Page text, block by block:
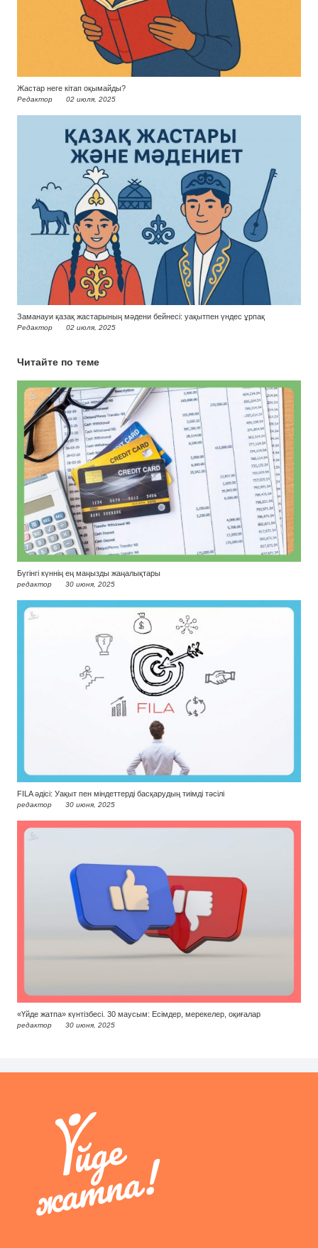
Жастар неге кітап оқымайды?
Редактор 02 июля, 2025
Заманауи қазақ жастарының мәдени бейнесі: уақытпен үндес ұрпақ
Редактор 02 июля, 2025
Читайте по теме
Бүгінгі күннің ең маңызды жаңалықтары
редактор 30 июня, 2025
FILA әдісі: Уақыт пен міндеттерді басқарудың тиімді тәсілі
редактор 30 июня, 2025
«Үйде жатпа» күнтізбесі. 30 маусым: Есімдер, мерекелер, оқиғалар
редактор 30 июня, 2025